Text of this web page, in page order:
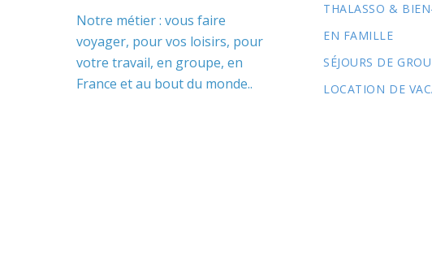
Notre métier : vous faire
voyager, pour vos loisirs, pour
votre travail, en groupe, en
France et au bout du monde..
THALASSO &
EN FAMILLE
SÉJOURS DE
LOCATION DE